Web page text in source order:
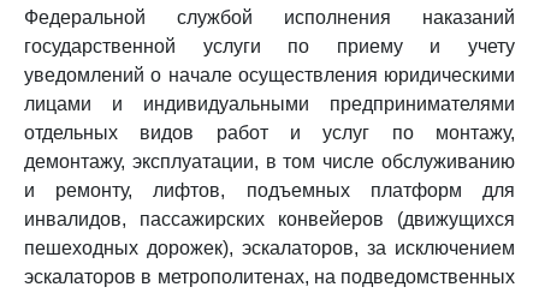
Федеральной службой исполнения наказаний
государственной услуги по приему и учету
уведомлений о начале осуществления юридическими
лицами и индивидуальными предпринимателями
отдельных видов работ и услуг по монтажу,
демонтажу, эксплуатации, в том числе обслуживанию
и ремонту, лифтов, подъемных платформ для
инвалидов, пассажирских конвейеров (движущихся
пешеходных дорожек), эскалаторов, за исключением
эскалаторов в метрополитенах, на подведомственных